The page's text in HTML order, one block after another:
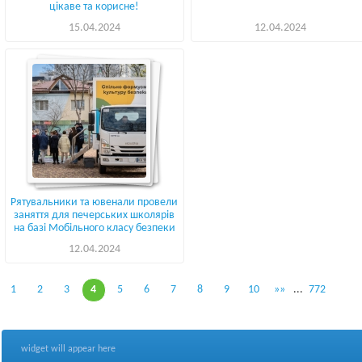
цікаве та корисне!
15.04.2024
12.04.2024
Рятувальники та ювенали провели
заняття для печерських школярів
на базі Мобільного класу безпеки
12.04.2024
1 2 3 4 5 6 7 8 9 10 »» ... 772
widget will appear here